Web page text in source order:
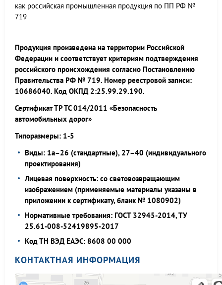
как российская промышленная продукция по ПП РФ №
719
Продукция произведена на территории Российской
Федерации и соответствует критериям подтверждения
российского происхождения согласно Постановлению
Правительства РФ № 719. Номер реестровой записи:
10686040. Код ОКПД 2:25.99.29.190.
Сертификат ТР ТС 014/2011 «Безопасность
автомобильных дорог»
Типоразмеры: 1-5
Виды: 1а–26 (стандартные), 27–40 (индивидуального
проектирования)
Лицевая поверхность: со световозвращающим
изображением (применяемые материалы указаны в
приложении к сертификату, бланк № 1080902)
Нормативные требования: ГОСТ 32945-2014, ТУ
25.61-008-52419895-2017
Код ТН ВЭД ЕАЭС: 8608 00 000
КОНТАКТНАЯ ИНФОРМАЦИЯ